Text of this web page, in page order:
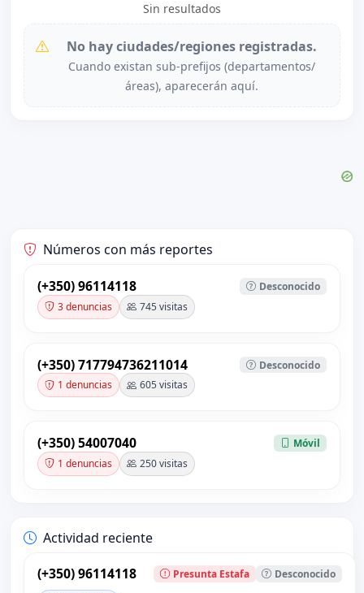
Sin resultados
No hay ciudades/regiones registradas.
Cuando existan sub-prefijos (departamentos/
áreas), aparecerán aquí.
Números con más reportes
(+350) 96114118
Desconocido
3 denuncias
745 visitas
(+350) 717794736211014
Desconocido
1 denuncias
605 visitas
(+350) 54007040
Móvil
1 denuncias
250 visitas
Actividad reciente
(+350) 96114118 Presunta Estafa Desconocido